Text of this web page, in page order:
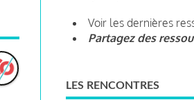
Voir les dernières
Partagez des
LES RENCONTRES